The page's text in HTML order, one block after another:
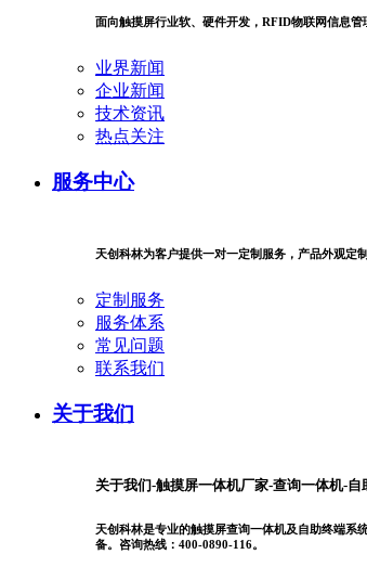
面向触摸屏行业软、硬件开发，RFID物联网信息管
业界新闻
企业新闻
技术资讯
热点关注
服务中心
天创科林为客户提供一对一定制服务，产品外观定
定制服务
服务体系
常见问题
联系我们
关于我们
关于我们-触摸屏一体机厂家-查询一体机-
天创科林是专业的触摸屏查询一体机及自助终端系
备。咨询热线：400-0890-116。